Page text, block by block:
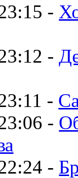
-
-
-
-
-